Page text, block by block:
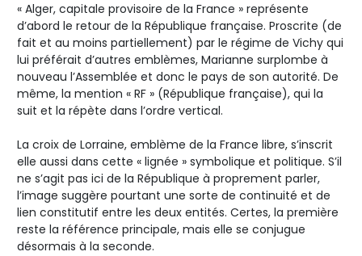
« Alger, capitale provisoire de la France » représente
d’abord le retour de la République française. Proscrite (de
fait et au moins partiellement) par le régime de Vichy qui
lui préférait d’autres emblèmes, Marianne surplombe à
nouveau l’Assemblée et donc le pays de son autorité. De
même, la mention « RF » (République française), qui la
suit et la répète dans l’ordre vertical.
La croix de Lorraine, emblème de la France libre, s’inscrit
elle aussi dans cette « lignée » symbolique et politique. S’il
ne s’agit pas ici de la République à proprement parler,
l’image suggère pourtant une sorte de continuité et de
lien constitutif entre les deux entités. Certes, la première
reste la référence principale, mais elle se conjugue
désormais à la seconde.